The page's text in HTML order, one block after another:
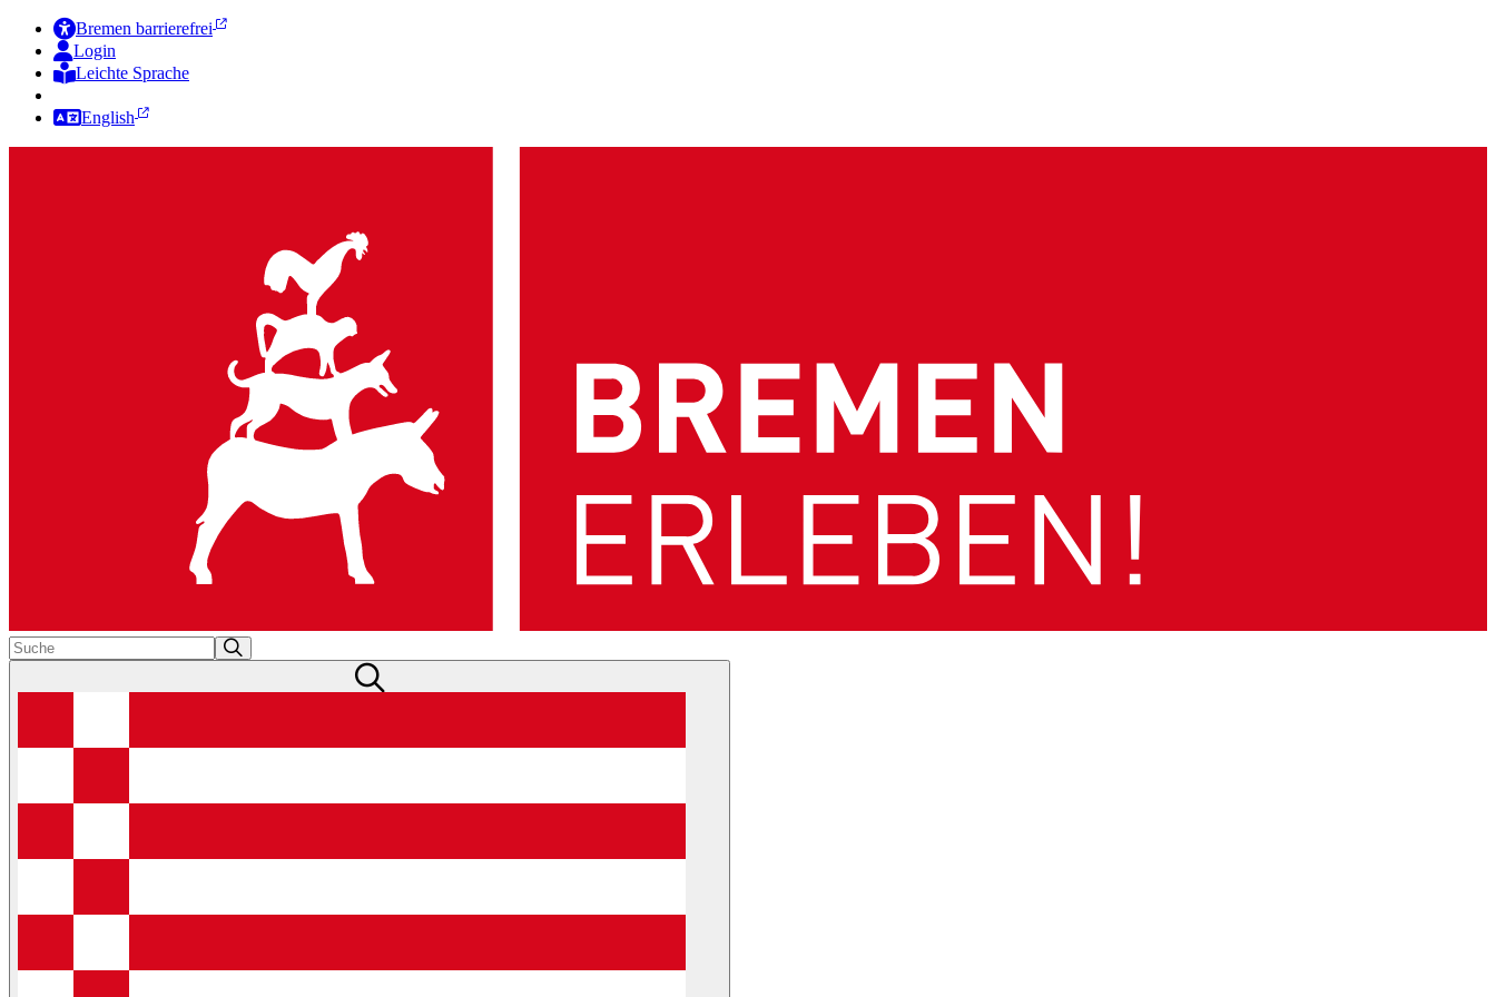
Bremen barrierefrei
Login
Leichte Sprache
English